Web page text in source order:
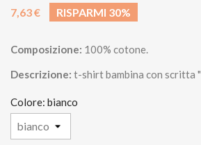
7,63 €
RISPARMI 30%
Composizione: 100% cotone.
Descrizione: t-shirt bambina con scritta "
Colore: bianco